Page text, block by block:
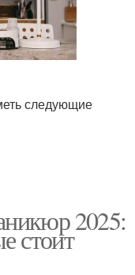
следующие
2025:
стоит